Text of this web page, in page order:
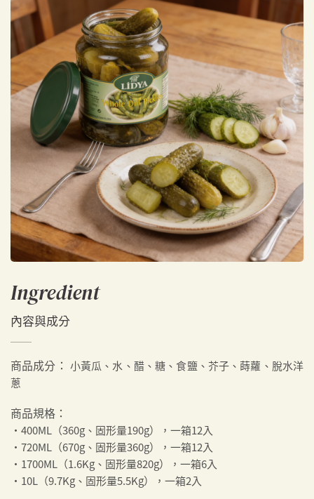
Ingredient
內容與成分
商品成分： 小黃瓜、水、醋、糖、食鹽、芥子、蒔蘿、脫水洋
蔥
商品規格：
・400ML（360g、固形量190g），一箱12入
・720ML（670g、固形量360g），一箱12入
・1700ML（1.6Kg、固形量820g），一箱6入
・10L（9.7Kg、固形量5.5Kg），一箱2入